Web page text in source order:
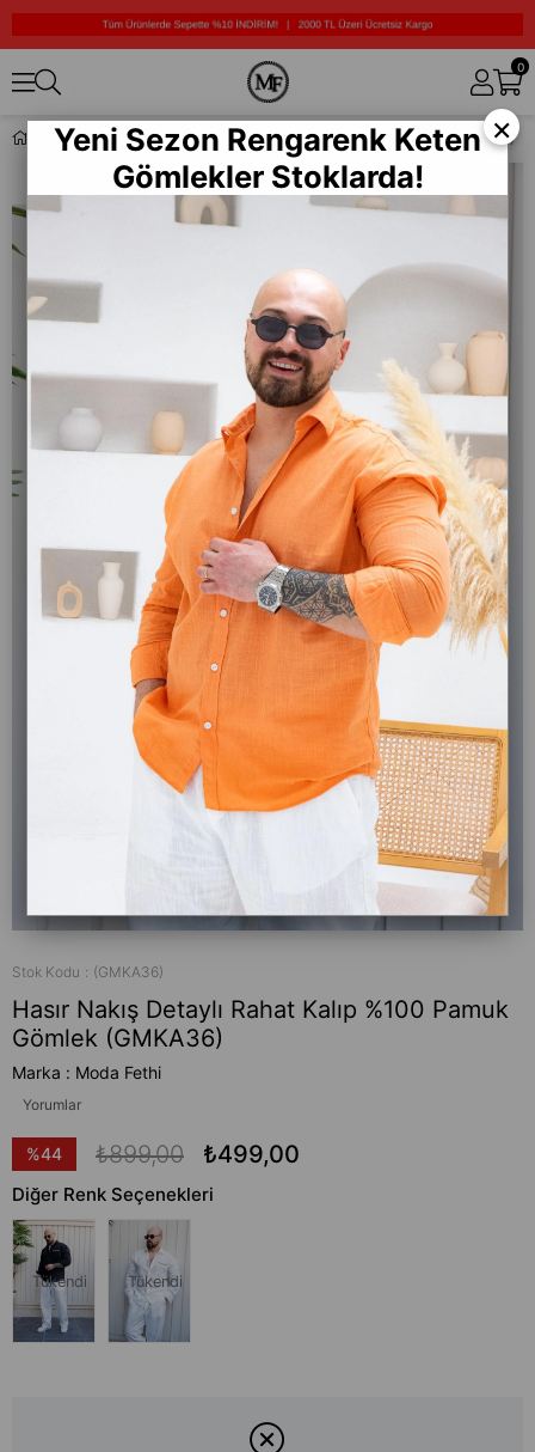
0
Hasır Nakış Detaylı Rahat Kalıp %100 Pamuk Gömlek (GMKA36)
Stok Kodu (GMKA36)
Hasır Nakış Detaylı Rahat Kalıp %100 Pamuk
Gömlek (GMKA36)
Marka : Moda Fethi
Yorumlar
%44
İndirim
₺899,00 ₺499,00
Diğer Renk Seçenekleri
Tükendi Tükendi
×
Yeni Sezon Rengarenk Keten
Gömlekler Stoklarda!